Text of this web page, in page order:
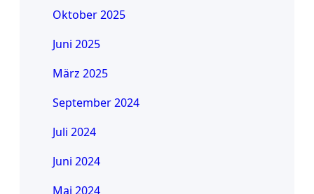
Oktober 2025
Juni 2025
März 2025
September 2024
Juli 2024
Juni 2024
Mai 2024